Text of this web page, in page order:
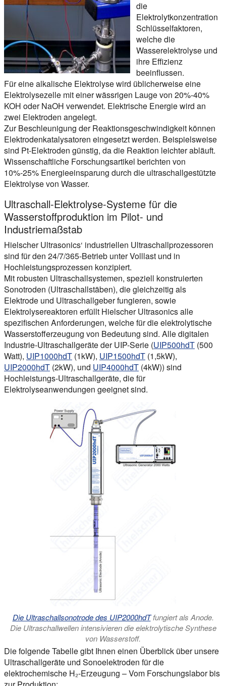
die
Elektrolytkonzentration
Schlüsselfaktoren,
welche die
Wasserelektrolyse und
ihre Effizienz
beeinflussen.
Für eine alkalische Elektrolyse wird üblicherweise eine
Elektrolysezelle mit einer wässrigen Lauge von 20%-40%
KOH oder NaOH verwendet. Elektrische Energie wird an
zwei Elektroden angelegt.
Zur Beschleunigung der Reaktionsgeschwindigkeit können
Elektrodenkatalysatoren eingesetzt werden. Beispielsweise
sind Pt-Elektroden günstig, da die Reaktion leichter abläuft.
Wissenschaftliche Forschungsartikel berichten von
10%-25% Energieeinsparung durch die ultraschallgestützte
Elektrolyse von Wasser.
Ultraschall-Elektrolyse-Systeme für die
Wasserstoffproduktion im Pilot- und
Industriemaßstab
Hielscher Ultrasonics‘ industriellen Ultraschallprozessoren
sind für den 24/7/365-Betrieb unter Volllast und in
Hochleistungsprozessen konzipiert.
Mit robusten Ultraschallsystemen, speziell konstruierten
Sonotroden (Ultraschallstäben), die gleichzeitig als
Elektrode und Ultraschallgeber fungieren, sowie
Elektrolysereaktoren erfüllt Hielscher Ultrasonics alle
spezifischen Anforderungen, welche für die elektrolytische
Wasserstofferzeugung von Bedeutung sind. Alle digitalen
Industrie-Ultraschallgeräte der UIP-Serie (UIP500hdT (500
Watt), UIP1000hdT (1kW), UIP1500hdT (1,5kW),
UIP2000hdT (2kW), und UIP4000hdT (4kW)) sind
Hochleistungs-Ultraschallgeräte, die für
Elektrolyseanwendungen geeignet sind.
Die Ultraschallsonotrode des UIP2000hdTfungiert als Anode.
Die Ultraschallwellen intensivieren die elektrolytische Synthese
von Wasserstoff.
Die folgende Tabelle gibt Ihnen einen Überblick über unsere
Ultraschallgeräte und Sonoelektroden für die
elektrochemische H₂-Erzeugung – Vom Forschungslabor bis